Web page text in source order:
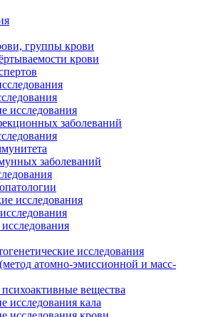
группы крови
крови
исследования
заболеваний
заболеваний
исследования
исследования
атомно-эмиссионной и масс-
вещества
исследования кала